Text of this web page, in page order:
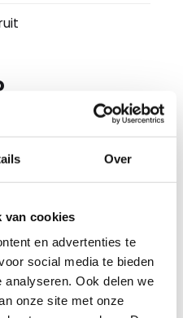
Over
van cookies
en advertenties te
social media te bieden
Ook delen we
onze site met onze
Land Rover Nederland
NL 0345-688800
een scherpe
Keijzers. Maar we
keuze uit een aantal
Zo meenemen kan
van onze